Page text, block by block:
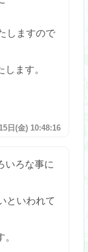
しますので
ます。
日(金) 10:48:16
いろな事に
といわれて